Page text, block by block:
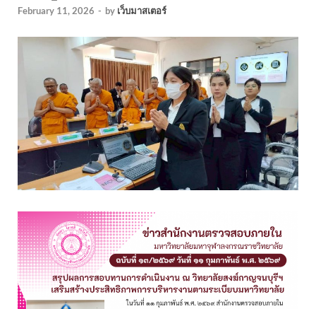
February 11, 2026 - by เว็บมาสเตอร์